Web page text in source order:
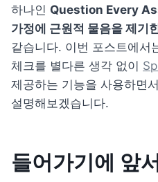
하나인 Question Every
가정에 근원적 물음을 제기
같습니다. 이번 포스트에서
체크를 별다른 생각 없이
제공하는 기능을 사용하면
설명해보겠습니다.
들어가기에 앞